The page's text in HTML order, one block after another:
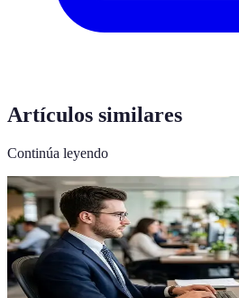
Artículos similares
Continúa leyendo